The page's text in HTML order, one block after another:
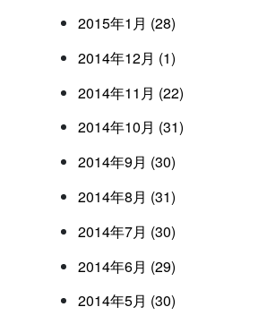
2015年1月 (28)
2014年12月 (1)
2014年11月 (22)
2014年10月 (31)
2014年9月 (30)
2014年8月 (31)
2014年7月 (30)
2014年6月 (29)
2014年5月 (30)